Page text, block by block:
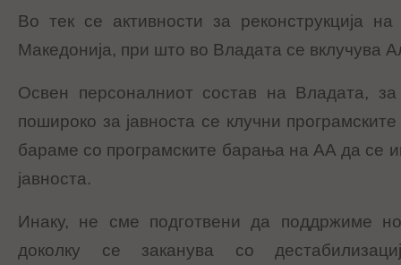
Во тек се активности за реконструкција
Македонија, при што во Владата се вклучува
Освен персоналниот состав на Владата, за
пошироко за јавноста се клучни
бараме со програмските барања на АА да се
јавноста.
Инаку, не сме подготвени да поддржиме
доколку се заканува со